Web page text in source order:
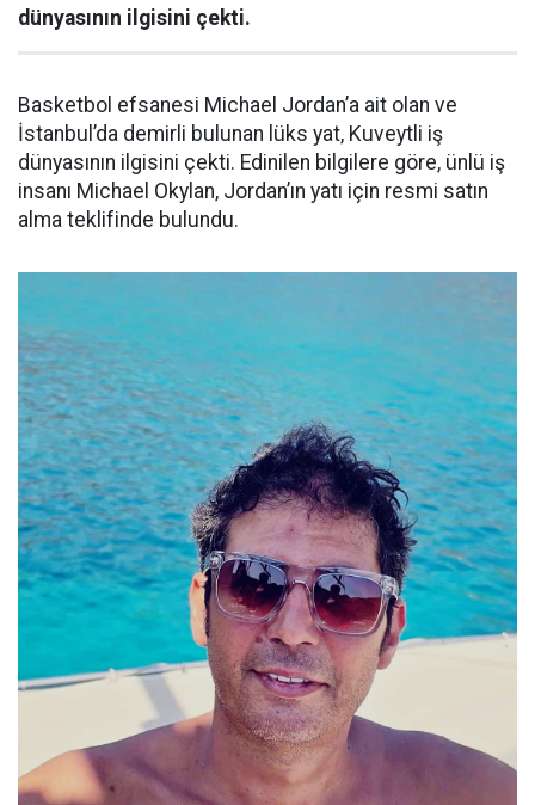
dünyasının ilgisini çekti.
Basketbol efsanesi Michael Jordan’a ait olan ve
İstanbul’da demirli bulunan lüks yat, Kuveytli iş
dünyasının ilgisini çekti. Edinilen bilgilere göre, ünlü iş
insanı Michael Okylan, Jordan’ın yatı için resmi satın
alma teklifinde bulundu.